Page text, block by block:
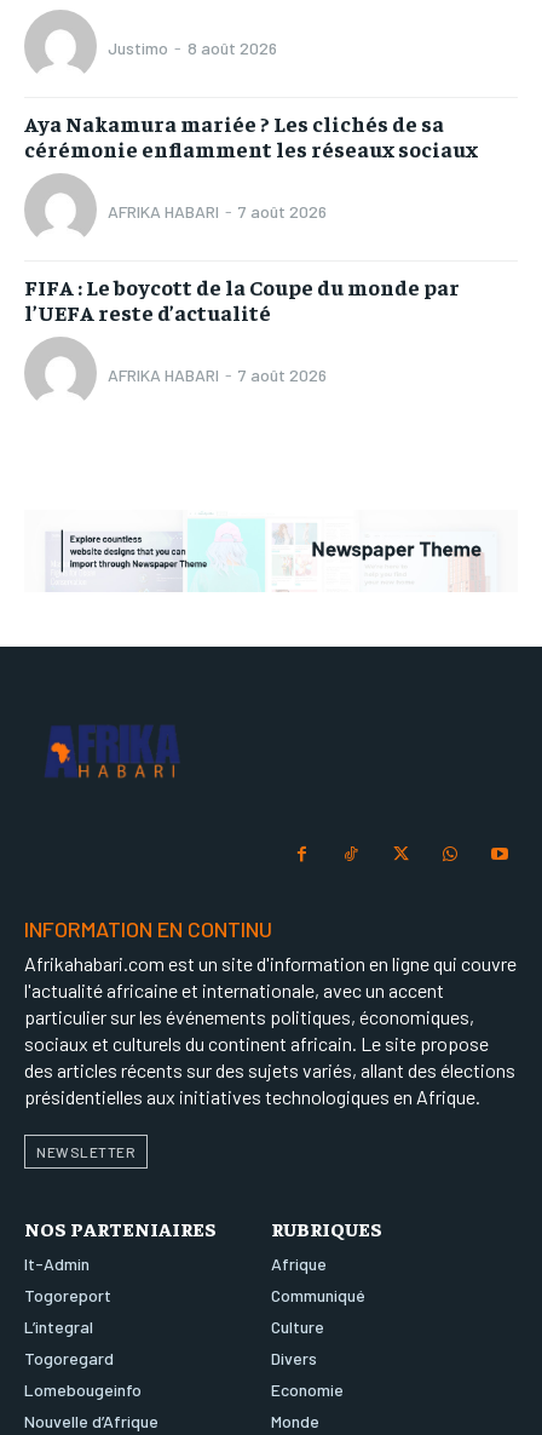
Justimo - 8 août 2026
Aya Nakamura mariée ? Les clichés de sa
cérémonie enflamment les réseaux sociaux
AFRIKA HABARI - 7 août 2026
FIFA : Le boycott de la Coupe du monde par
l’UEFA reste d’actualité
AFRIKA HABARI - 7 août 2026
INFORMATION EN CONTINU
Afrikahabari.com est un site d'information en ligne qui couvre
l'actualité africaine et internationale, avec un accent
particulier sur les événements politiques, économiques,
sociaux et culturels du continent africain. Le site propose
des articles récents sur des sujets variés, allant des élections
présidentielles aux initiatives technologiques en Afrique.
NEWSLETTER
NOS PARTENIAIRES
It-Admin
Togoreport
L’integral
Togoregard
Lomebougeinfo
Nouvelle d’Afrique
RUBRIQUES
Afrique
Communiqué
Culture
Divers
Economie
Monde